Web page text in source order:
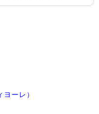
ーレ）